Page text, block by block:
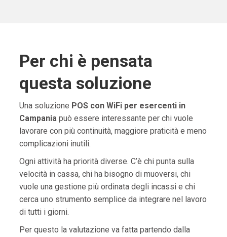
Per chi è pensata
questa soluzione
Una soluzione POS con WiFi per esercenti in
Campaniapuò essere interessante per chi vuole
lavorare con più continuità, maggiore praticità e meno
complicazioni inutili.
Ogni attività ha priorità diverse. C’è chi punta sulla
velocità in cassa, chi ha bisogno di muoversi, chi
vuole una gestione più ordinata degli incassi e chi
cerca uno strumento semplice da integrare nel lavoro
di tutti i giorni.
Per questo la valutazione va fatta partendo dalla